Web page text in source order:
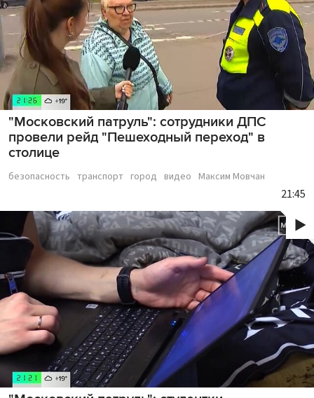
"Московский патруль": сотрудники ДПС
провели рейд "Пешеходный переход" в
столице
безопасность транспорт город видео Максим Мовчан
21:45